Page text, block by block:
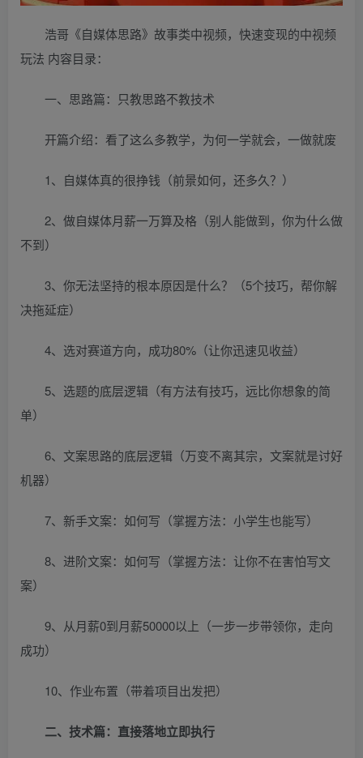
浩哥《自媒体思路》故事类中视频，快速变现的中视频
玩法 内容目录：
一、思路篇：只教思路不教技术
开篇介绍：看了这么多教学，为何一学就会，一做就废
1、自媒体真的很挣钱（前景如何，还多久？）
2、做自媒体月薪一万算及格（别人能做到，你为什么做
不到）
3、你无法坚持的根本原因是什么？（5个技巧，帮你解
决拖延症）
4、选对赛道方向，成功80%（让你迅速见收益）
5、选题的底层逻辑（有方法有技巧，远比你想象的简
单）
6、文案思路的底层逻辑（万变不离其宗，文案就是讨好
机器）
7、新手文案：如何写（掌握方法：小学生也能写）
8、进阶文案：如何写（掌握方法：让你不在害怕写文
案）
9、从月薪0到月薪50000以上（一步一步带领你，走向
成功）
10、作业布置（带着项目出发把）
二、技术篇：直接落地立即执行